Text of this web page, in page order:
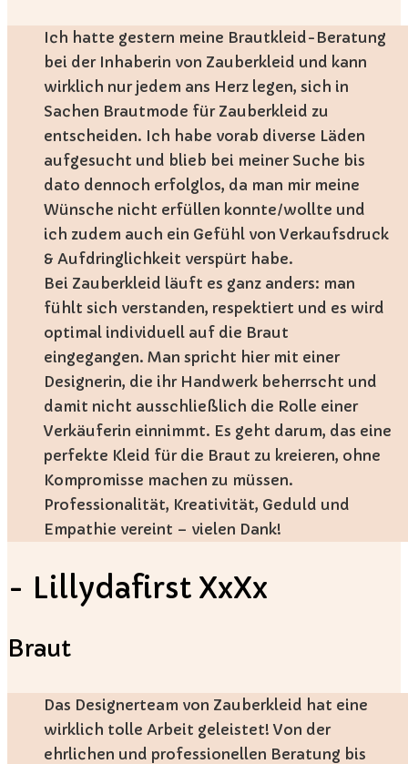
Ich hatte gestern meine Brautkleid-Beratung
bei der Inhaberin von Zauberkleid und kann
wirklich nur jedem ans Herz legen, sich in
Sachen Brautmode für Zauberkleid zu
entscheiden. Ich habe vorab diverse Läden
aufgesucht und blieb bei meiner Suche bis
dato dennoch erfolglos, da man mir meine
Wünsche nicht erfüllen konnte/wollte und
ich zudem auch ein Gefühl von Verkaufsdruck
& Aufdringlichkeit verspürt habe.
Bei Zauberkleid läuft es ganz anders: man
fühlt sich verstanden, respektiert und es wird
optimal individuell auf die Braut
eingegangen. Man spricht hier mit einer
Designerin, die ihr Handwerk beherrscht und
damit nicht ausschließlich die Rolle einer
Verkäuferin einnimmt. Es geht darum, das eine
perfekte Kleid für die Braut zu kreieren, ohne
Kompromisse machen zu müssen.
Professionalität, Kreativität, Geduld und
Empathie vereint – vielen Dank!
- Lillydafirst XxXx
Braut
Das Designerteam von Zauberkleid hat eine
wirklich tolle Arbeit geleistet! Von der
ehrlichen und professionellen Beratung bis